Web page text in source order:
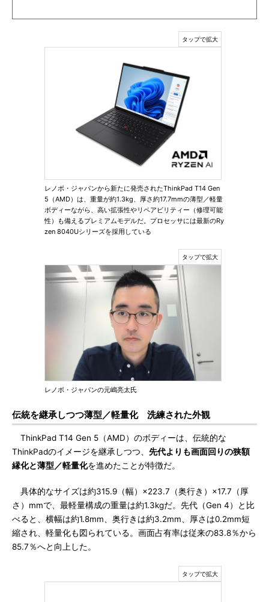
レノボ・ジャパンから新たに発売されたThinkPad T14 Gen
5（AMD）は、重量が約1.3kg、厚さ約17.7mmの薄型／軽量
ボディーながら、高い拡張性やリペアビリティー（修理可能
性）も備えるプレミアムモデルだ。プロセッサには最新のRy
zen 8040Uシリーズを採用している
レノボ・ジャパンの元嶋亮太氏
伝統を継承しつつ薄型／軽量化 洗練された外観
ThinkPad T14 Gen 5（AMD）のボディーは、伝統的な
ThinkPadのイメージを継承しつつ、 先代よりも画面回りの狭額
縁化と薄型／軽量化を進めたことが特徴だ。
具体的なサイズは約315.9（幅）×223.7（奥行き）×17.7（厚
さ）mmで、最軽量構成の重量は約1.3kgだ。先代（Gen 4）と比
べると、横幅は約1.8mm、奥行きは約3.2mm、厚さは0.2mm短
縮され、軽量化も図られている。画面占有率は従来の83.8％から
85.7％へと向上した。